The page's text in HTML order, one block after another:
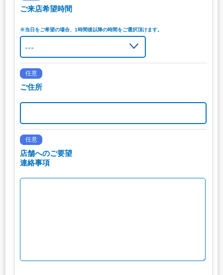
ご来店希望時間
※当日をご希望の場合、1時間後以降の時間をご選択頂けます。
任意
ご住所
任意
店舗へのご要望
連絡事項